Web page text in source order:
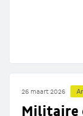
26 maart 2026
Militaire